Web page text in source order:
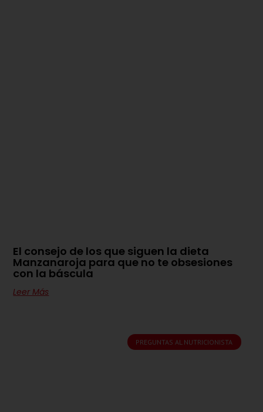
El consejo de los que siguen la dieta
Manzanaroja para que no te obsesiones
con la báscula
Leer Más
PREGUNTAS AL NUTRICIONISTA